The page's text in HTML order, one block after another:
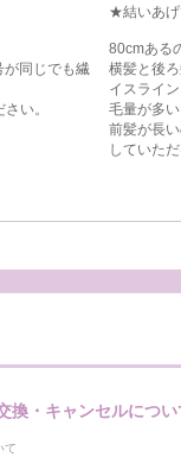
同じでも繊
い。
★結いあげ
80cmある
横髪と後
イスライ
毛量が多
前髪が長
していた
換・キャンセルについ
て